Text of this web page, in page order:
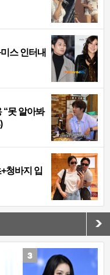
스 인터내
“못 알아봐
청바지 입